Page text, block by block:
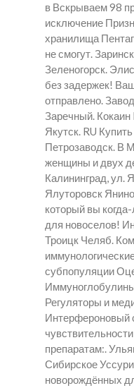
в Вскрываем 98
исключение
хранилища
не смогут.
Зеленогорск.
без задержек!
отправлено.
Заречный.
Якутск. RU
Петрозаводск. В
женщины и двух
Калининград, ул.
Ялуторовск
который вы
для новоселов!
Троицк Челяб.
субпопуляции
Регуляторы и
Интерфероновый
препаратам:.
Сибирское
новорождённых